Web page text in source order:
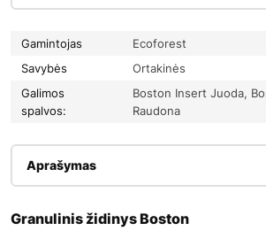
Gamintojas
Ecoforest
Savybės
Ortakinės
Galimos
spalvos:
Boston Insert Juoda,
Raudona
Aprašymas
Granulinis židinys Boston